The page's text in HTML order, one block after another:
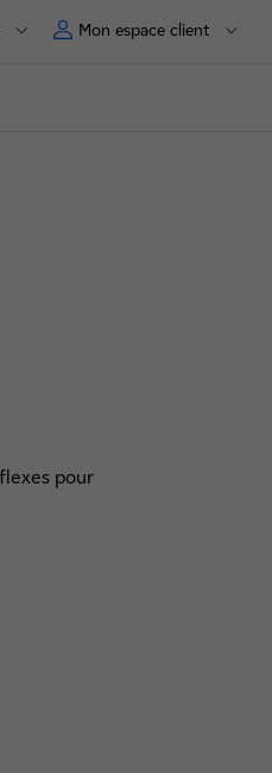
Mon espace client
pour